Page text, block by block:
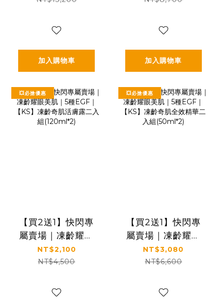
效精華50ml+精華
提袋
加入購物車
(30ml*2)
加入購物車
💥必搶優惠
【買2送1】快閃專
屬賣場｜凍齡耀眼
美肌｜5種EGF｜
【KS】凍齡奇肌活
(120ml*2)
NT$2,100
NT$4,500
💥必搶優惠
【買2送1】快閃專
屬賣場｜凍齡耀眼
美肌｜5種EGF｜
【KS】凍齡奇肌全
(50ml*2)
NT$3,080
NT$6,600